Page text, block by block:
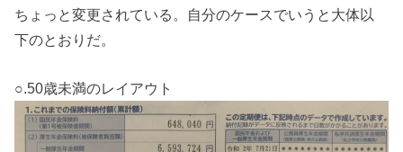
ちょっと変更されている。自分のケースでいうと大体以
下のとおりだ。
○.50歳未満のレイアウト